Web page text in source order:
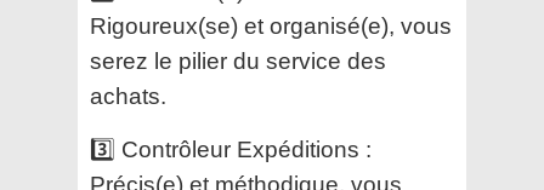
Rigoureux(se) et organisé(e), vous
serez le pilier du service des
achats.
3️⃣ Contrôleur Expéditions :